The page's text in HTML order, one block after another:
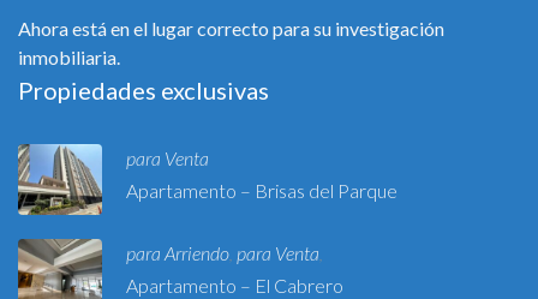
Ahora está en el lugar correcto para su investigación
inmobiliaria.
Propiedades exclusivas
para Venta
Apartamento – Brisas del Parque
para Arriendo, para Venta,
Apartamento – El Cabrero